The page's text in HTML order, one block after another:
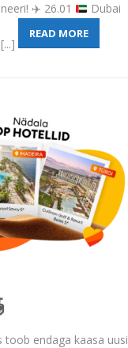
✈️ 26.01 Dubai
[...]
READ MORE
toob endaga kaasa uusi